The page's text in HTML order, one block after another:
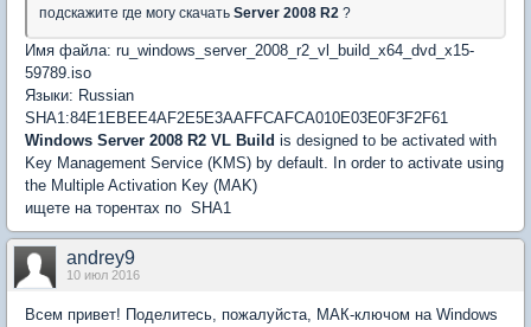
подскажите где могу скачать Server 2008 R2 ?
Имя файла: ru_windows_server_2008_r2_vl_build_x64_dvd_x15-
59789.iso
Языки: Russian
SHA1:84E1EBEE4AF2E5E3AAFFCAFCA010E03E0F3F2F61
Windows Server 2008 R2 VL Build is designed to be activated with
Key Management Service (KMS) by default. In order to activate using
the Multiple Activation Key (MAK)
ищете на торентах по SHA1
andrey9
10 июл 2016
Всем привет! Поделитесь, пожалуйста, МАК-ключом на Windows